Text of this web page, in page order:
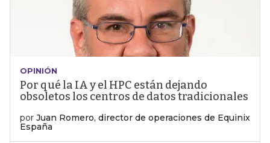
OPINIÓN
Por qué la IA y el HPC están dejando
obsoletos los centros de datos tradicionales
por Juan Romero, director de operaciones de Equinix
España